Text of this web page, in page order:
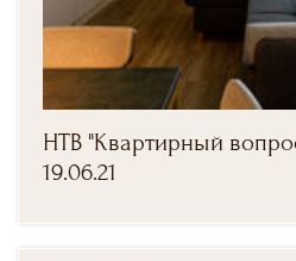
НТВ "Квартирный
19.06.21